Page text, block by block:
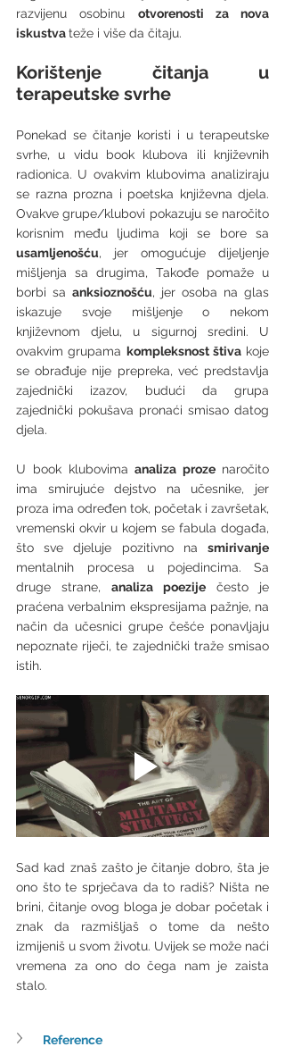
razvijenu osobinu otvorenosti za nova
iskustva teže i više da čitaju.
Korištenje čitanja u
terapeutske svrhe
Ponekad se čitanje koristi i u terapeutske
svrhe, u vidu book klubova ili književnih
radionica. U ovakvim klubovima analiziraju
se razna prozna i poetska književna djela.
Ovakve grupe/klubovi pokazuju se naročito
usamljenošću, jer omogućuje dijeljenje
mišljenja sa drugima, Takođe pomaže u
borbi sa anksioznošću, jer osoba na glas
iskazuje svoje mišljenje o nekom
književnom djelu, u sigurnoj sredini. U
ovakvim grupama kompleksnost štiva koje
se obrađuje nije prepreka, već predstavlja
zajednički izazov, budući da grupa
zajednički pokušava pronaći smisao datog
djela.
U book klubovima analiza proze naročito
ima smirujuće dejstvo na učesnike, jer
proza ima određen tok, početak i završetak,
vremenski okvir u kojem se fabula događa,
što sve djeluje pozitivno na smirivanje
mentalnih procesa u pojedincima. Sa
druge strane, analiza poezije često je
praćena verbalnim ekspresijama pažnje, na
način da učesnici grupe češće ponavljaju
nepoznate riječi, te zajednički traže smisao
istih.
Sad kad znaš zašto je čitanje dobro, šta je
ono što te sprječava da to radiš? Ništa ne
brini, čitanje ovog bloga je dobar početak i
znak da razmišljaš o tome da nešto
izmijeniš u svom životu. Uvijek se može naći
vremena za ono do čega nam je zaista
stalo.
Reference